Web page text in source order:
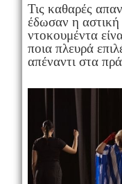
Τις καθαρές
έδωσαν η
ντοκουμέντα
ποια πλευρά
απέναντι στα